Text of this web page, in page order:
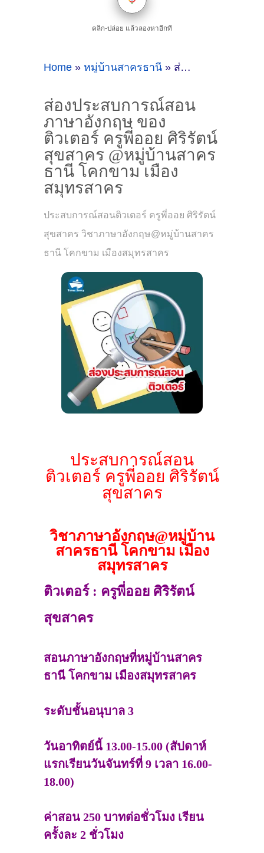
คลิก-ปล่อย แล้วลองหาอีกที
Home » หมู่บ้านสาครธานี » ส่องประสบการณ์สอนภาษาอังกฤษ ของติวเตอร์ ครูพี่ออย ศิริรัตน์ สุขสาคร @หมู่บ้านสาครธานี โคกขาม เมืองสมุทรสาคร
ส่องประสบการณ์สอน
ภาษาอังกฤษ ของ
ติวเตอร์ ครูพี่ออย ศิริรัตน์
สุขสาคร @หมู่บ้านสาคร
ธานี โคกขาม เมือง
สมุทรสาคร
ประสบการณ์สอนติวเตอร์ ครูพี่ออย ศิริรัตน์
สุขสาคร วิชาภาษาอังกฤษ@หมู่บ้านสาคร
ธานี โคกขาม เมืองสมุทรสาคร
ประสบการณ์สอน
ติวเตอร์ ครูพี่ออย ศิริรัตน์
สุขสาคร
วิชาภาษาอังกฤษ@หมู่บ้าน
สาครธานี โคกขาม เมือง
สมุทรสาคร
ติวเตอร์ : ครูพี่ออย ศิริรัตน์
สุขสาคร
สอนภาษาอังกฤษที่หมู่บ้านสาคร
ธานี โคกขาม เมืองสมุทรสาคร
ระดับชั้นอนุบาล 3
วันอาทิตย์นี้ 13.00-15.00 (สัปดาห์
แรกเรียนวันจันทร์ที่ 9 เวลา 16.00-
18.00)
ค่าสอน 250 บาทต่อชั่วโมง เรียน
ครั้งละ 2 ชั่วโมง